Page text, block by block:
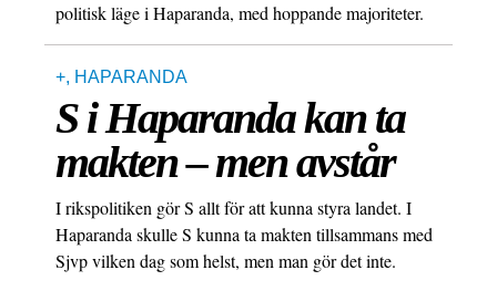
politisk läge i Haparanda, med hoppande majoriteter.
+, HAPARANDA
S i Haparanda kan ta
makten – men avstår
I rikspolitiken gör S allt för att kunna styra landet. I
Haparanda skulle S kunna ta makten tillsammans med
Sjvp vilken dag som helst, men man gör det inte.